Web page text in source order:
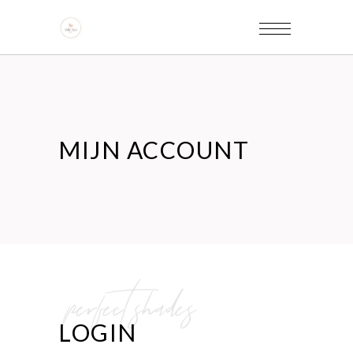
MIJN ACCOUNT
perfect shades
LOGIN